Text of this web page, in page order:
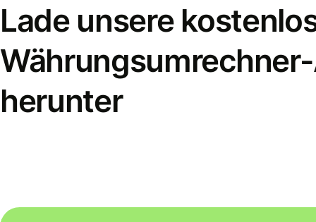
Lade unsere
herunter